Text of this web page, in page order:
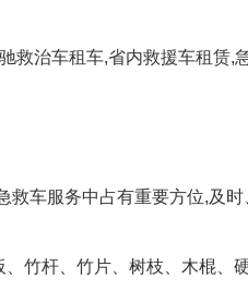
治车租车,省内救援车租赁,
车服务中占有重要方位,及
竹杆、竹片、树枝、木棍、